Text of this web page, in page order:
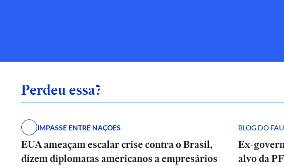
Perdeu essa?
IMPASSE ENTRE NAÇÕES
EUA ameaçam escalar crise contra o Brasil,
dizem diplomatas americanos a empresários
BLOG DO
Ex-
alvo da